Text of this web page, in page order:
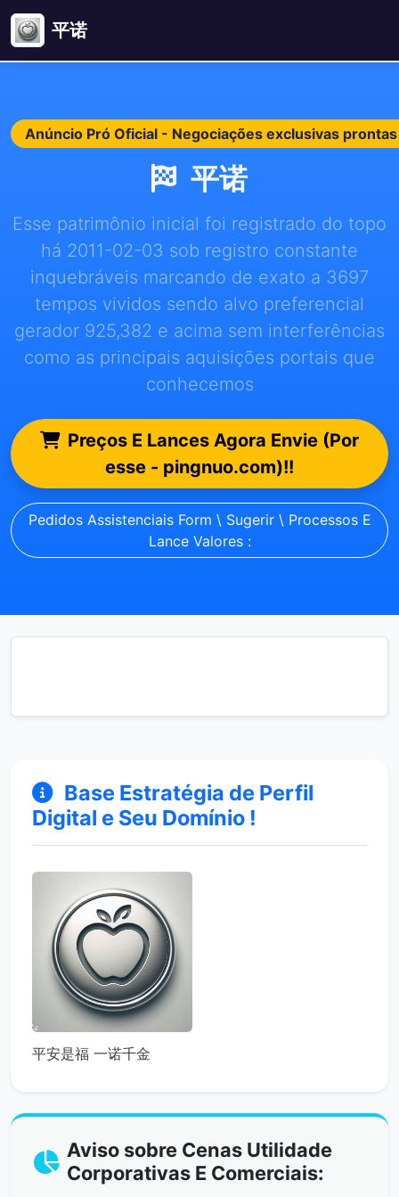
平诺
Anúncio Pró Oficial - Negociações exclusivas
平诺
Esse patrimônio inicial foi registrado do topo
há 2011-02-03 sob registro constante
inquebráveis marcando de exato a 3697
tempos vividos sendo alvo preferencial
gerador 925,382 e acima sem interferências
como as principais aquisições portais que
conhecemos
Preços E Lances Agora Envie (Por
esse - pingnuo.com)!!
Pedidos Assistenciais Form \ Sugerir \ Processos E
Lance Valores :
Base Estratégia de Perfil
Digital e Seu Domínio !
平安是福 一诺千金
Aviso sobre Cenas Utilidade
Corporativas E Comerciais: